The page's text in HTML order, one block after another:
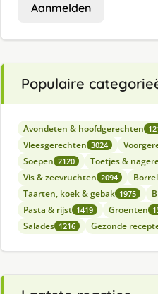
Aanmelden
Populaire
Avondeten & hoofdgerechten
Vleesgerechten 3024
Soepen 2120 Toetjes &
Vis & zeevruchten 2094
Taarten, koek & gebak 1975
Pasta & rijst 1419 Groenten
Salades 1216 Gezonde